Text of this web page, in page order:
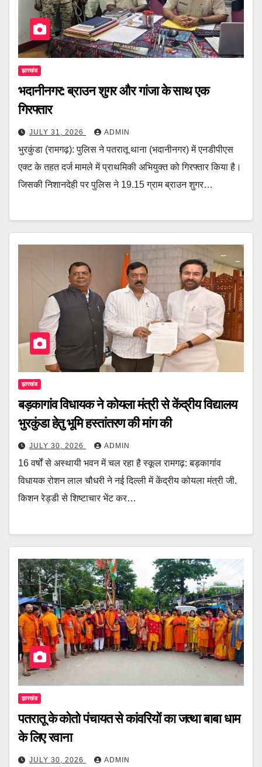
झारखंड
भदानीनगर: ब्राउन शुगर और गांजा के साथ एक
गिरफ्तार
JULY 31, 2026 ADMIN
भुरकुंडा (रामगढ़): पुलिस ने पतरातू थाना (भदानीनगर) में एनडीपीएस
एक्ट के तहत दर्ज मामले में प्राथमिकी अभियुक्त को गिरफ्तार किया है।
जिसकी निशानदेही पर पुलिस ने 19.15 ग्राम ब्राउन शुगर…
झारखंड
बड़कागांव विधायक ने कोयला मंत्री से केंद्रीय विद्यालय
भुरकुंडा हेतु भूमि हस्तांतरण की मांग की
JULY 30, 2026 ADMIN
16 वर्षों से अस्थायी भवन में चल रहा है स्कूल रामगढ़: बड़कागांव
विधायक रोशन लाल चौधरी ने नई दिल्ली में केंद्रीय कोयला मंत्री जी.
किशन रेड्डी से शिष्टाचार भेंट कर…
झारखंड
पतरातू के कोतो पंचायत से कांवरियों का जत्था बाबा धाम
के लिए रवाना
JULY 30, 2026 ADMIN